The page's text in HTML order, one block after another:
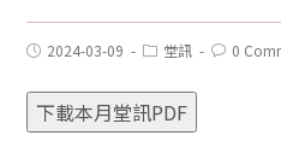
2024-03-09 堂訊 0
下載本月堂訊PDF